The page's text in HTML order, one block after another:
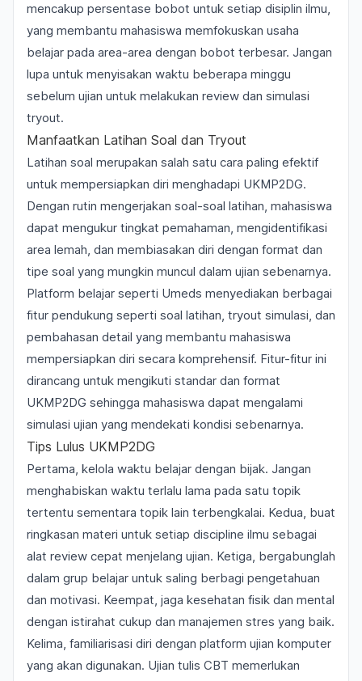
mencakup persentase bobot untuk setiap disiplin ilmu,
yang membantu mahasiswa memfokuskan usaha
belajar pada area-area dengan bobot terbesar. Jangan
lupa untuk menyisakan waktu beberapa minggu
sebelum ujian untuk melakukan review dan simulasi
tryout.
Manfaatkan Latihan Soal dan Tryout
Latihan soal merupakan salah satu cara paling efektif
untuk mempersiapkan diri menghadapi UKMP2DG.
Dengan rutin mengerjakan soal-soal latihan, mahasiswa
dapat mengukur tingkat pemahaman, mengidentifikasi
area lemah, dan membiasakan diri dengan format dan
tipe soal yang mungkin muncul dalam ujian sebenarnya.
Platform belajar seperti Umeds menyediakan berbagai
fitur pendukung seperti soal latihan, tryout simulasi, dan
pembahasan detail yang membantu mahasiswa
mempersiapkan diri secara komprehensif. Fitur-fitur ini
dirancang untuk mengikuti standar dan format
UKMP2DG sehingga mahasiswa dapat mengalami
simulasi ujian yang mendekati kondisi sebenarnya.
Tips Lulus UKMP2DG
Pertama, kelola waktu belajar dengan bijak. Jangan
menghabiskan waktu terlalu lama pada satu topik
tertentu sementara topik lain terbengkalai. Kedua, buat
ringkasan materi untuk setiap discipline ilmu sebagai
alat review cepat menjelang ujian. Ketiga, bergabunglah
dalam grup belajar untuk saling berbagi pengetahuan
dan motivasi. Keempat, jaga kesehatan fisik dan mental
dengan istirahat cukup dan manajemen stres yang baik.
Kelima, familiarisasi diri dengan platform ujian komputer
yang akan digunakan. Ujian tulis CBT memerlukan